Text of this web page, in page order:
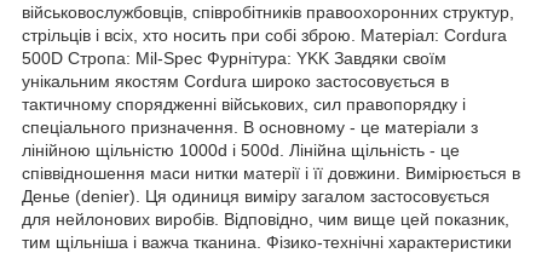
військовослужбовців, співробітників правоохоронних структур,
стрільців і всіх, хто носить при собі зброю. Матеріал: Cordura
500D Стропа: Mil-Spec Фурнітура: YKK Завдяки своїм
унікальним якостям Cordura широко застосовується в
тактичному спорядженні військових, сил правопорядку і
спеціального призначення. В основному - це матеріали з
лінійною щільністю 1000d і 500d. Лінійна щільність - це
співвідношення маси нитки матерії і її довжини. Вимірюється в
Денье (denier). Ця одиниця виміру загалом застосовується
для нейлонових виробів. Відповідно, чим вище цей показник,
тим щільніша і важча тканина. Фізико-технічні характеристики